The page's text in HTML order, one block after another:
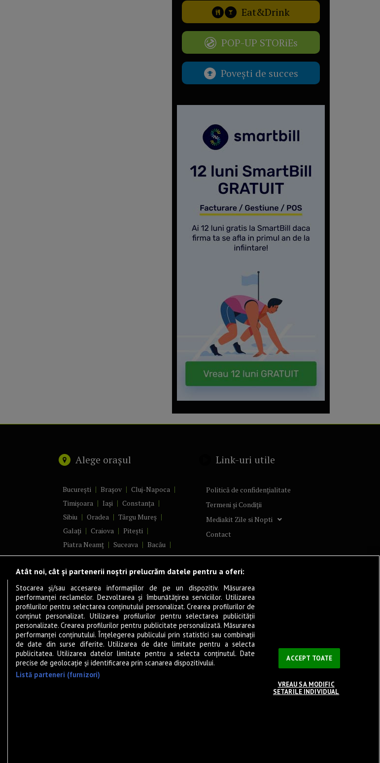
Eat&Drink
POP-UP STORiEs
Povești de succes
Alege orașul
București Brașov
Cluj-Napoca
Timișoara
Iași
Constanța
Sibiu
Oradea
Târgu Mureș
Galați
Craiova
Pitești
Piatra Neamț
Suceava
Bacău
Brăila
Ploiești
Râmnicu Vâlcea
Alba Iulia
Arad
Bistrița
Baia Mare
Satu Mare
Sfântu Gheorghe
Deva
Focșani
Tulcea
Târgu Jiu
Alexandria
Botoșani
Buzău Vaslui
Reșița
Târgoviște
Drobeta-Turnu Severin
Călărași
Giurgiu
Slatina
Link-uri utile
Politică de confidențialitate
Termeni și Condiții
Mediakit Zile si Nopti
Contact
Atât noi, cât și partenerii noștri prelucrăm datele pentru a oferi:
Stocarea și/sau accesarea informațiilor de pe un dispozitiv. Măsurarea
performanței reclamelor. Dezvoltarea și îmbunătățirea serviciilor. Utilizarea
profilurilor pentru selectarea conținutului personalizat. Crearea profilurilor de
conținut personalizat. Utilizarea profilurilor pentru selectarea publicității
personalizate. Crearea profilurilor pentru publicitate personalizată. Măsurarea
performanței conținutului. Înțelegerea publicului prin statistici sau combinații
de date din surse diferite. Utilizarea de date limitate pentru a selecta
publicitatea. Utilizarea datelor limitate pentru a selecta conținutul. Date
precise de geolocație și identificarea prin scanarea dispozitivului.
Listă parteneri (furnizori)
ACCEPT TOATE
VREAU SA MODIFIC
SETARILE INDIVIDUAL